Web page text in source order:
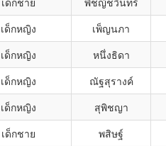
เด็กหญิง เพ็ญนภา
เด็กหญิง หนึ่งธิดา
เด็กหญิง ณัฐสุรางค์
เด็กหญิง สุพิชญา
เด็กชาย พสิษฐ์